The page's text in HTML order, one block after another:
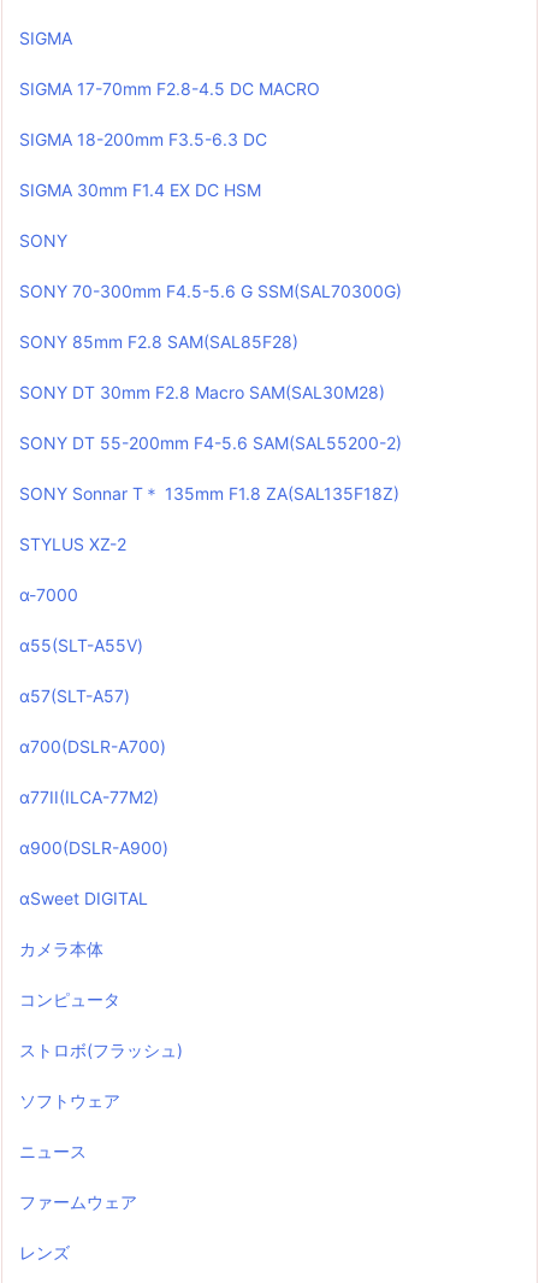
SIGMA
SIGMA 17-70mm F2.8-4.5 DC MACRO
SIGMA 18-200mm F3.5-6.3 DC
SIGMA 30mm F1.4 EX DC HSM
SONY
SONY 70-300mm F4.5-5.6 G SSM(SAL70300G)
SONY 85mm F2.8 SAM(SAL85F28)
SONY DT 30mm F2.8 Macro SAM(SAL30M28)
SONY DT 55-200mm F4-5.6 SAM(SAL55200-2)
SONY Sonnar T＊ 135mm F1.8 ZA(SAL135F18Z)
STYLUS XZ-2
α-7000
α55(SLT-A55V)
α57(SLT-A57)
α700(DSLR-A700)
α77II(ILCA-77M2)
α900(DSLR-A900)
αSweet DIGITAL
カメラ本体
コンピュータ
ストロボ(フラッシュ)
ソフトウェア
ニュース
ファームウェア
レンズ